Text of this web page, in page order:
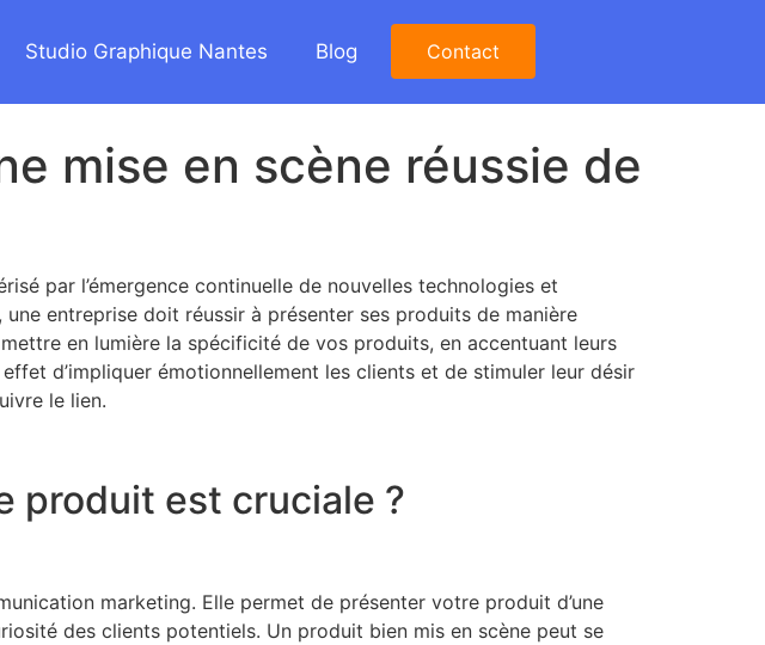
Studio Graphique Nantes Blog Contact
mise en scène réussie de
par l’émergence continuelle de nouvelles technologies et
entreprise doit réussir à présenter ses produits de manière
en lumière la spécificité de vos produits, en accentuant leurs
d’impliquer émotionnellement les clients et de stimuler leur désir
le lien.
produit est cruciale ?
marketing. Elle permet de présenter votre produit d’une
des clients potentiels. Un produit bien mis en scène peut se